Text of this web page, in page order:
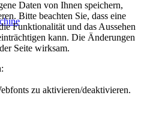
Daten von Ihnen speichern,
Bitte beachten Sie, dass eine
Funktionalität und das Aussehen
kann. Die Änderungen
Seite wirksam.
zu aktivieren/deaktivieren.